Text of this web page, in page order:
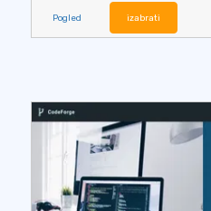
Pogled izabrati